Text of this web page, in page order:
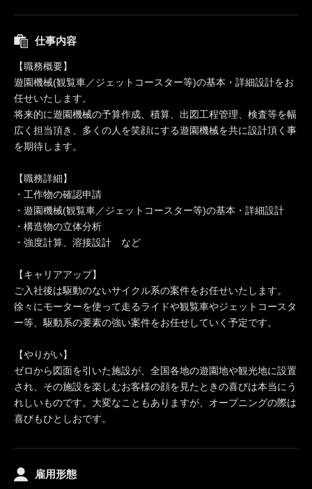
仕事内容
【職務概要】
遊園機械(観覧車／ジェットコースター等)の基本・詳細設計をお
任せいたします。
将来的に遊園機械の予算作成、積算、出図工程管理、検査等を幅
広く担当頂き、多くの人を笑顔にする遊園機械を共に設計頂く事
を期待します。
【職務詳細】
・工作物の確認申請
・遊園機械(観覧車／ジェットコースター等)の基本・詳細設計
・構造物の立体分析
・強度計算、溶接設計 など
【キャリアアップ】
ご入社後は駆動のないサイクル系の案件をお任せいたします。
徐々にモーターを使って走るライドや観覧車やジェットコースタ
ー等、駆動系の要素の強い案件をお任せしていく予定です。
【やりがい】
ゼロから図面を引いた施設が、全国各地の遊園地や観光地に設置
され、その施設を楽しむお客様の顔を見たときの喜びは本当にう
れしいものです。大変なこともありますが、オープニングの際は
喜びもひとしおです。
雇用形態